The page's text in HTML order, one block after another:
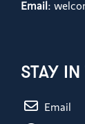
Email :
STAY
Email